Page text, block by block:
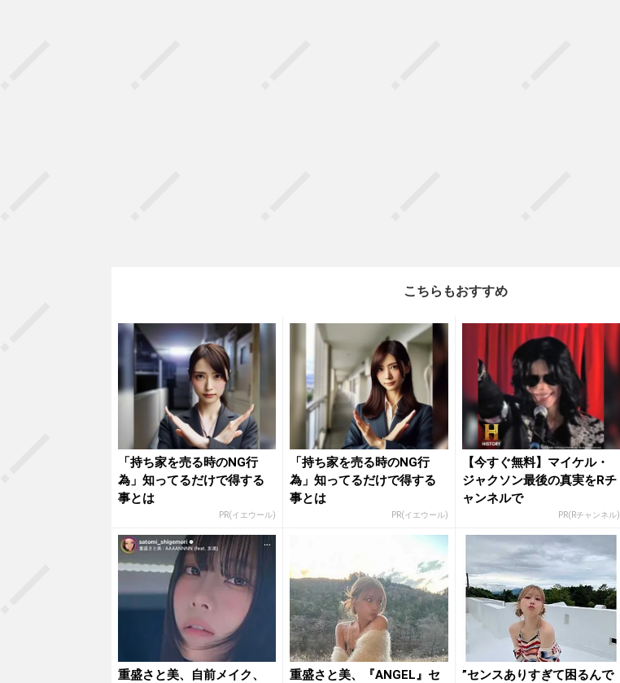
こちらもおすすめ
「持ち家を売る時のNG行
為」知ってるだけで得する
事とは
PR(イエウール)
「持ち家を売る時のNG行
為」知ってるだけで得する
事とは
PR(イエウール)
【今すぐ無料】マイケル・
ジャクソン最後の真実をRチ
ャンネルで
PR(Rチャンネル)
重盛さと美、自前メイク、
重盛さと美、『ANGEL』セ
”センスありすぎて困るんで